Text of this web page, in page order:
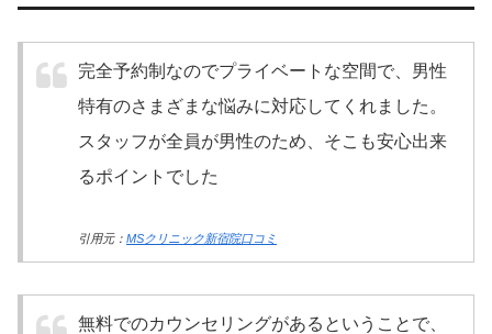
完全予約制なのでプライベートな空間で、男性
特有のさまざまな悩みに対応してくれました。
スタッフが全員が男性のため、そこも安心出来
るポイントでした
引用元： MSクリニック新宿院口コミ
無料でのカウンセリングがあるということで、